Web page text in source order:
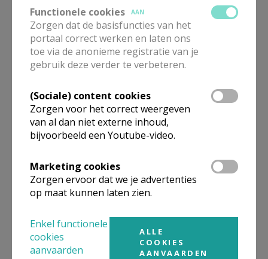
nodigt Hij ons uit? Waartoe roept Hij ons op?”
U vindt hier een commentaar bij de lezingen van
de 23e zondagdoor broeder Guerric Aerden osco.
We zijn hem dankbaar deze hier te kunnen
We verwijzen ook graag door naar twee sites die elke
week zo’n inspiratiebron kunnen zijn:
detrappisten van de abdij Onze Lieve Vrouw
van Koningshoevenonder de pagina
Deze komt snel na de betreffende zondag
een rijke schat aan informatie en achtergrond
Functionele cookies
AAN
Zorgen dat de basisfuncties van het
portaal correct werken en laten ons
toe via de anonieme registratie van je
gebruik deze verder te verbeteren.
(Sociale) content cookies
Zorgen voor het correct weergeven
van al dan niet externe inhoud,
bijvoorbeeld een Youtube-video.
Marketing cookies
Zorgen ervoor dat we je advertenties
op maat kunnen laten zien.
Enkel functionele
cookies
aanvaarden
ALLE
COOKIES
AANVAARDEN